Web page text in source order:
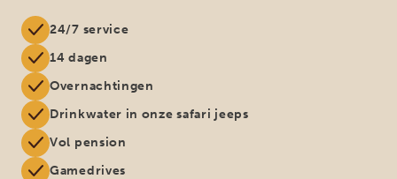
24/7 service
14 dagen
Overnachtingen
Drinkwater in onze safari jeeps
Vol pension
Gamedrives